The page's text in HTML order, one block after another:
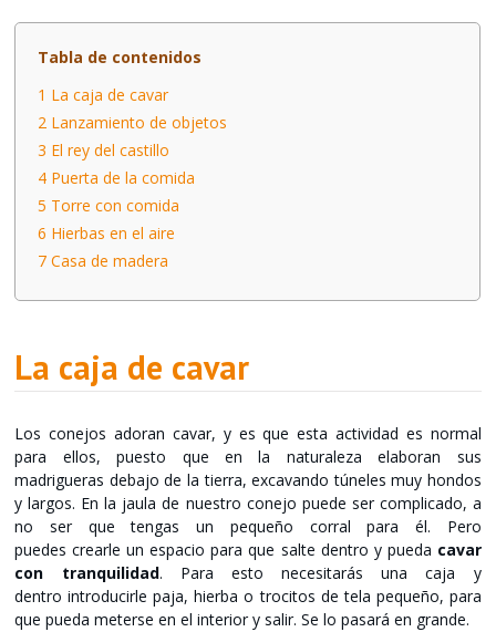
Tabla de contenidos
1 La caja de cavar
2 Lanzamiento de objetos
3 El rey del castillo
4 Puerta de la comida
5 Torre con comida
6 Hierbas en el aire
7 Casa de madera
La caja de cavar
Los conejos adoran cavar, y es que esta actividad es normal
para ellos, puesto que en la naturaleza elaboran sus
madrigueras debajo de la tierra, excavando túneles muy hondos
y largos. En la jaula de nuestro conejo puede ser complicado, a
no ser que tengas un pequeño corral para él. Pero
puedes crearle un espacio para que salte dentro y pueda cavar
con tranquilidad. Para esto necesitarás una caja y
dentro introducirle paja, hierba o trocitos de tela pequeño, para
que pueda meterse en el interior y salir. Se lo pasará en grande.